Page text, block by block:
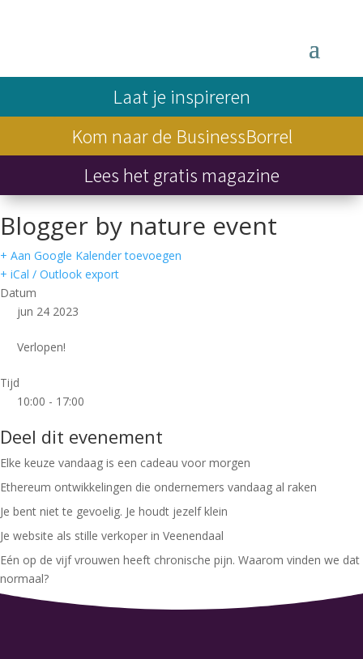
Laat je inspireren
Kom naar de BusinessBorrel
Lees het gratis magazine
Blogger by nature event
+ Aan Google Kalender toevoegen
+ iCal / Outlook export
Datum
jun 24 2023
Verlopen!
Tijd
10:00 - 17:00
Deel dit evenement
Elke keuze vandaag is een cadeau voor morgen
Ethereum ontwikkelingen die ondernemers vandaag al raken
Je bent niet te gevoelig. Je houdt jezelf klein
Je website als stille verkoper in Veenendaal
Eén op de vijf vrouwen heeft chronische pijn. Waarom vinden we dat
normaal?